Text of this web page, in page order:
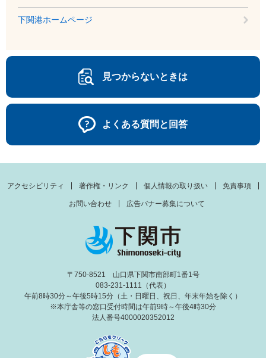
下関港ホームページ
見つからないときは
よくある質問と回答
アクセシビリティ 著作権・リンク 個人情報の取り扱い 免責事項
お問い合わせ 広告バナー募集について
〒750-8521 山口県下関市南部町1番1号
083-231-1111（代表）
午前8時30分～午後5時15分（土・日曜日、祝日、年末年始を除く）
※本庁舎等の窓口受付時間は午前9時～午後4時30分
法人番号4000020352012